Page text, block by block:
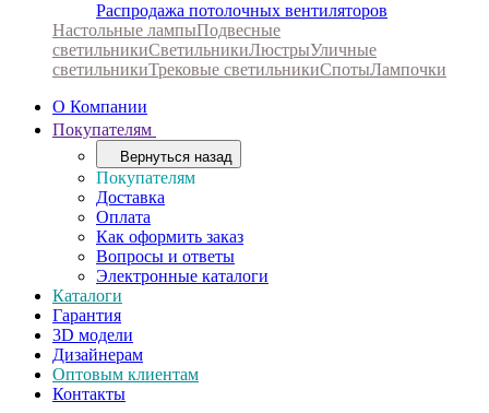
Распродажа потолочных вентиляторов
Настольные лампыПодвесные
светильникиСветильникиЛюстрыУличные
светильникиТрековые светильникиСпотыЛампочки
О Компании
Покупателям
Вернуться назад
Покупателям
Доставка
Оплата
Как оформить заказ
Вопросы и ответы
Электронные каталоги
Каталоги
Гарантия
3D модели
Дизайнерам
Оптовым клиентам
Контакты